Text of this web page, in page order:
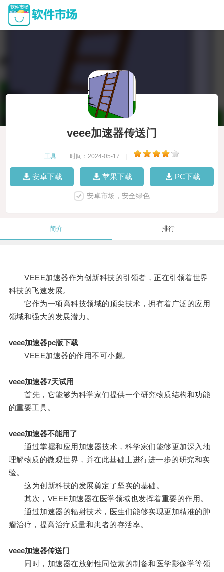
veee加速器传送门
工具 时间：2024-05-17
安卓下载 苹果下载 PC下载
安卓市场，安全绿色
简介 排行
VEEE加速器作为创新科技的引领者，正在引领着世界
科技的飞速发展。
它作为一项高科技领域的顶尖技术，拥有着广泛的应用
领域和强大的发展潜力。
veee加速器pc版下载
VEEE加速器的作用不可小觑。
veee加速器7天试用
首先，它能够为科学家们提供一个研究物质结构和功能
的重要工具。
veee加速器不能用了
通过掌握和应用加速器技术，科学家们能够更加深入地
理解物质的微观世界，并在此基础上进行进一步的研究和实
验。
这为创新科技的发展奠定了坚实的基础。
其次，VEEE加速器在医学领域也发挥着重要的作用。
通过加速器的辐射技术，医生们能够实现更加精准的肿
瘤治疗，提高治疗质量和患者的存活率。
veee加速器传送门
同时，加速器在放射性同位素的制备和医学影像学等领